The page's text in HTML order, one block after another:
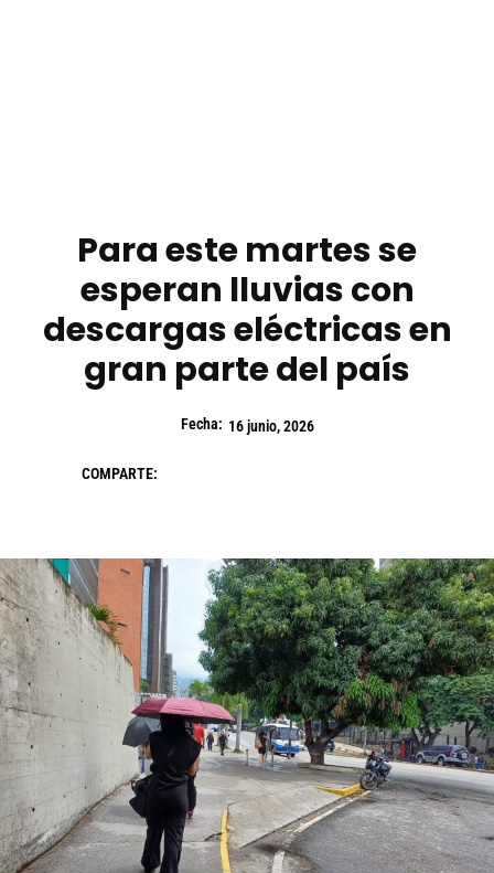
Para este martes se
esperan lluvias con
descargas eléctricas en
gran parte del país
Fecha: 16 junio, 2026
COMPARTE: